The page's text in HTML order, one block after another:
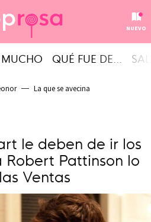
NUEVO
QUÉ FUE DE...
La que se avecina
le deben de ir los
Pattinson lo
Ventas